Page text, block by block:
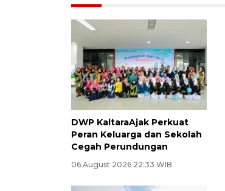
DWP KaltaraAjak Perkuat
Peran Keluarga dan Sekolah
Cegah Perundungan
06 August 2026 22:33 WIB